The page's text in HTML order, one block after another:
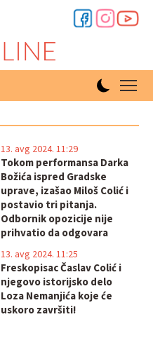
Tokom performansa Darka
Božića ispred Gradske
uprave, izašao Miloš Colić i
postavio tri pitanja.
Odbornik opozicije nije
prihvatio da odgovara
13. avg 2024. 11:29
Freskopisac Časlav Colić i
njegovo istorijsko delo
Loza Nemanjića koje će
uskoro završiti!
13. avg 2024. 11:25